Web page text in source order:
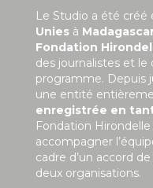
Le Studio a été créé
Unies à
Fondation
des journalistes et
programme. Depuis
une entité
enregistrée en tant
Fondation
accompagner
cadre d’un accord
deux organisations.